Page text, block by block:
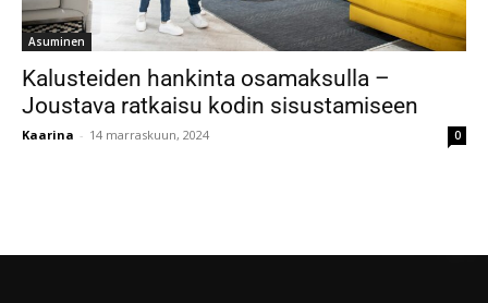
Asuminen
Kalusteiden hankinta osamaksulla –
Joustava ratkaisu kodin sisustamiseen
Kaarina - 14 marraskuun, 2024 0